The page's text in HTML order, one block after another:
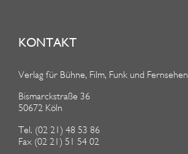
KONTAKT
Verlag für Bühne, Film, Funk und Fernsehen
Bismarckstraße 36
50672 Köln
Tel. (02 21) 48 53 86
Fax (02 21) 51 54 02